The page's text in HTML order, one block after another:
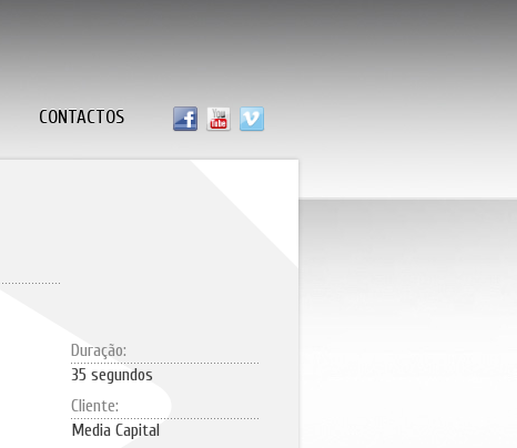
CONTACTOS
Duração:
35 segundos
Cliente:
Media Capital